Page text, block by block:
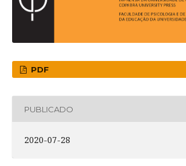
PDF
PUBLICADO
2020-07-28